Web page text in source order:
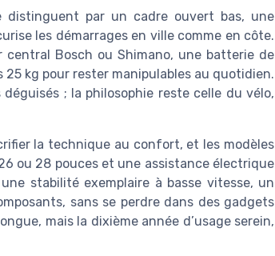
distinguent par un cadre ouvert bas, une
les démarrages en ville comme en côte.
Bosch ou Shimano, une batterie de
kg pour rester manipulables au quotidien.
; la philosophie reste celle du vélo,
la technique au confort, et les modèles
ou 28 pouces et une assistance électrique
stabilité exemplaire à basse vitesse, un
sans se perdre dans des gadgets
mais la dixième année d’usage serein,